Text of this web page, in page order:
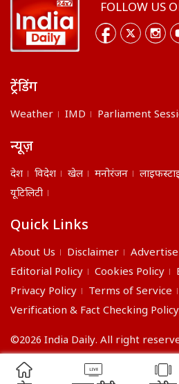
FOLLOW US
ट्रेंडिंग
Weather IMD Parliament
न्यूज़
देश विदेश खेल मनोरंजन
यूटिलिटी
Quick Links
About Us Disclaimer
Editorial Policy
Cookies Policy
Privacy Policy
Terms of Service
Verification & Fact Checking Policy
©2026 India Daily. All right